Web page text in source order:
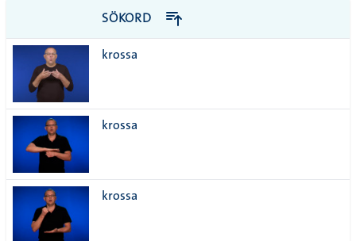
till
alla i
PDF
SÖKORD
krossa
krossa
krossa